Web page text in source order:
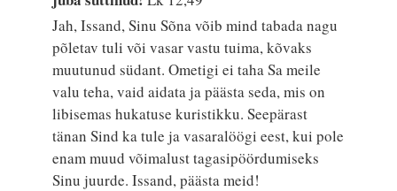
Jah, Issand, Sinu Sõna võib mind tabada nagu
põletav tuli või vasar vastu tuima, kõvaks
muutunud südant. Ometigi ei taha Sa meile
valu teha, vaid aidata ja päästa seda, mis on
libisemas hukatuse kuristikku. Seepärast
tänan Sind ka tule ja vasaralöögi eest, kui pole
enam muud võimalust tagasipöördumiseks
Sinu juurde. Issand, päästa meid!